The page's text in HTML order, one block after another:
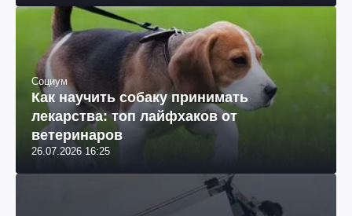
Социум
Как научить собаку принимать
лекарства: топ лайфхаков от
ветеринаров
26.07.2026 16:25